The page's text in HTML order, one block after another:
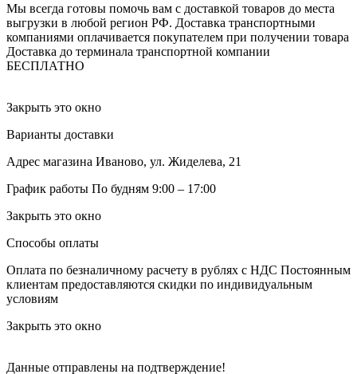
Мы всегда готовы помочь вам с доставкой товаров до места
выгрузки в любой регион РФ. Доставка транспортными
компаниями оплачивается покупателем при получении товара
Доставка до терминала транспортной компании
БЕСПЛАТНО
Закрыть это окно
Варианты доставки
Адрес магазина Иваново, ул. Жиделева, 21
График работы По будням 9:00 – 17:00
Закрыть это окно
Способы оплаты
Оплата по безналичному расчету в рублях с НДС Постоянным
клиентам предоставляются скидки по индивидуальным
условиям
Закрыть это окно
Данные отправлены на подтверждение!